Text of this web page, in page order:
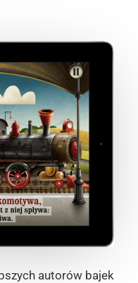
autorów bajek